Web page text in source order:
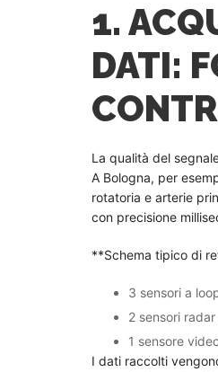
1.
DATI:
La qualità del
A Bologna, per
rotatoria e arterie
con precisione
**Schema tipico di
3 sensori a
2 sensori
1 sensore
I dati raccolti